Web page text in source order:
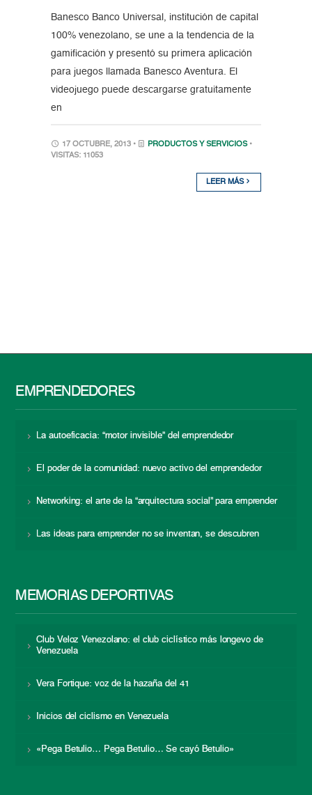
Banesco Banco Universal, institución de capital
100% venezolano, se une a la tendencia de la
gamificación y presentó su primera aplicación
para juegos llamada Banesco Aventura. El
videojuego puede descargarse gratuitamente
en
17 OCTUBRE, 2013 • PRODUCTOS Y SERVICIOS •
VISITAS: 11053
LEER MÁS
EMPRENDEDORES
La autoeficacia: “motor invisible” del emprendedor
El poder de la comunidad: nuevo activo del emprendedor
Networking: el arte de la “arquitectura social” para emprender
Las ideas para emprender no se inventan, se descubren
MEMORIAS DEPORTIVAS
Club Veloz Venezolano: el club ciclístico más longevo de
Venezuela
Vera Fortique: voz de la hazaña del 41
Inicios del ciclismo en Venezuela
«Pega Betulio… Pega Betulio… Se cayó Betulio»